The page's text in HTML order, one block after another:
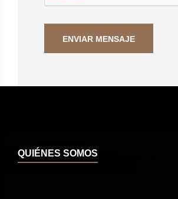
QUIÉNES SOMOS